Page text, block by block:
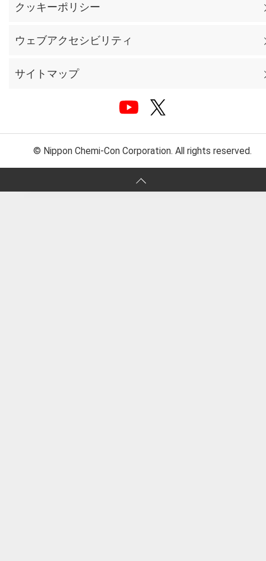
クッキーポリシー
ウェブアクセシビリティ
サイトマップ
© Nippon Chemi-Con Corporation. All rights reserved.